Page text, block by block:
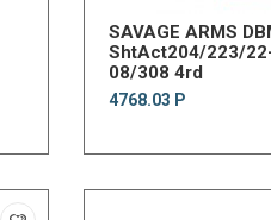
SAVAGE ARMS
ShtAct204/223/
08/308 4rd
4768.03 Р